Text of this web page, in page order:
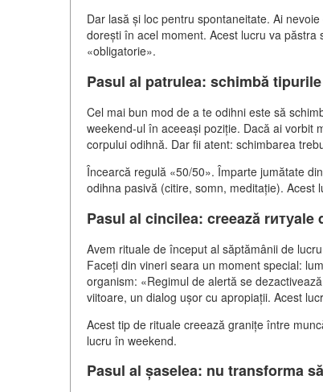
Dar lasă și loc pentru spontaneitate. Ai
dorești în acel moment. Acest lucru va
«obligatorie».
Pasul al patrulea: schimbă
Cel mai bun mod de a te odihni este să
weekend-ul în aceeași poziție. Dacă ai vorbit
corpului odihnă. Dar fii atent: schimbarea
Încearcă regulă «50/50». Împarte jumătate
odihna pasivă (citire, somn, meditație). Acest
Pasul al cincilea: creează
Avem rituale de început al săptămânii de
Faceți din vineri seara un moment special:
organism: «Regimul de alertă se
viitoare, un dialog ușor cu apropiații. Acest
Acest tip de rituale creează granițe între
lucru în weekend.
Pasul al șaselea: nu transforma